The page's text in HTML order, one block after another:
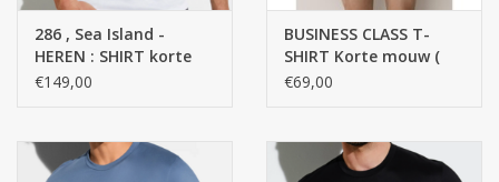
Huis en nacht kledij ( HEREN
286 , Sea Island -
HEREN : SHIRT korte
mouw SS - 100 %
€149,00
BUSINESS CLASS T-
SHIRT Korte mouw (
lage ronde hals ) /
garen, FINE RIB
€69,00